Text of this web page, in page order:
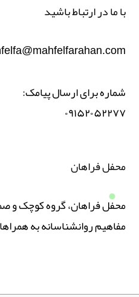
با ما در ارتباط باشید
شماره برای ارسال پیامک:
۰۹۱۵۲۰۵۲۲۷۷
محفل فراهان
محفل فراهان، گروه کوچک و
مفاهیم روانشناسانه به